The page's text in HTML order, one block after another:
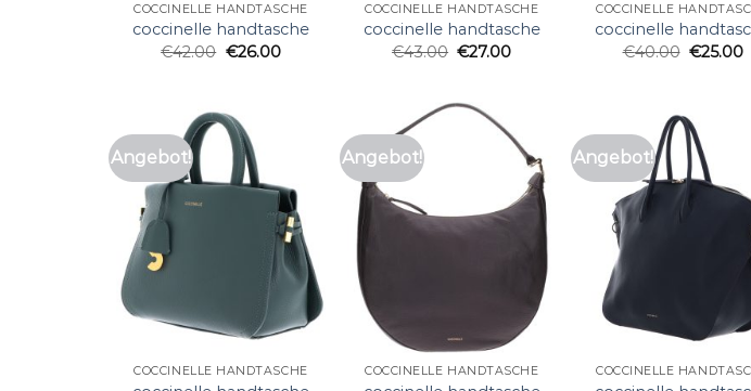
COCCINELLE HANDTASCHE
coccinelle handtasche
€42.00 €26.00
COCCINELLE HANDTASCHE
coccinelle handtasche
€43.00 €27.00
COCCINELLE
coccinelle
€40.00 €25.00
Angebot!
COCCINELLE HANDTASCHE
Angebot!
COCCINELLE HANDTASCHE
Angebot!
COCCINELLE